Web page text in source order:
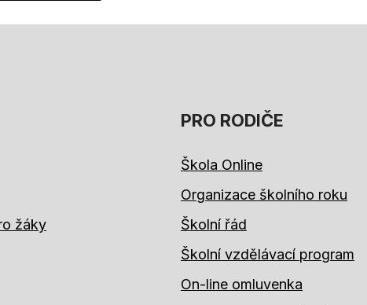
žáky
PRO RODIČE
Škola Online
Organizace školního roku
Školní řád
Školní vzdělávací program
On-line omluvenka